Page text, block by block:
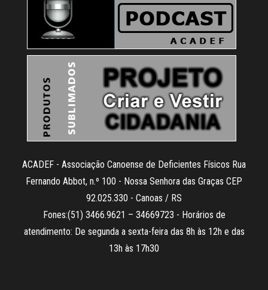
ACADEF - Associação Canoense de Deficientes Físicos Rua
Fernando Abbot, n.º 100 - Nossa Senhora das Graças CEP
92.025.330 - Canoas / RS
Fones:(51) 3466.9621 – 34669723 - Horários de
atendimento: De segunda a sexta-feira das 8h às 12h e das
13h às 17h30